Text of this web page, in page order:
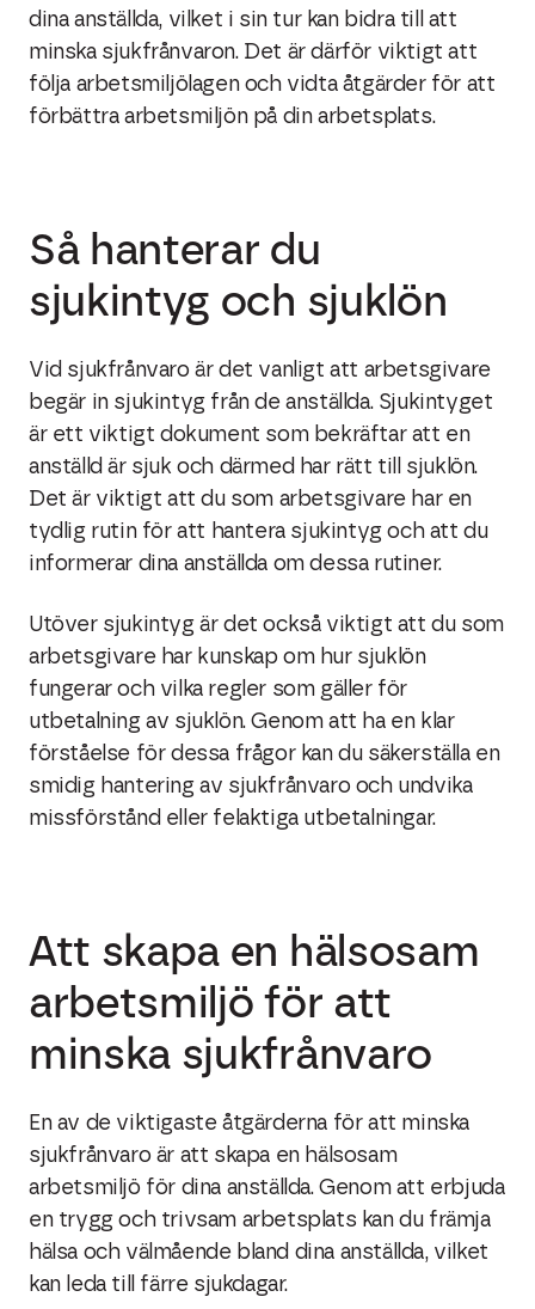
dina anställda, vilket i sin tur kan bidra till att
minska sjukfrånvaron. Det är därför viktigt att
följa arbetsmiljölagen och vidta åtgärder för att
förbättra arbetsmiljön på din arbetsplats.
Så hanterar du
sjukintyg och sjuklön
Vid sjukfrånvaro är det vanligt att arbetsgivare
begär in sjukintyg från de anställda. Sjukintyget
är ett viktigt dokument som bekräftar att en
anställd är sjuk och därmed har rätt till sjuklön.
Det är viktigt att du som arbetsgivare har en
tydlig rutin för att hantera sjukintyg och att du
informerar dina anställda om dessa rutiner.
Utöver sjukintyg är det också viktigt att du som
arbetsgivare har kunskap om hur sjuklön
fungerar och vilka regler som gäller för
utbetalning av sjuklön. Genom att ha en klar
förståelse för dessa frågor kan du säkerställa en
smidig hantering av sjukfrånvaro och undvika
missförstånd eller felaktiga utbetalningar.
Att skapa en hälsosam
arbetsmiljö för att
minska sjukfrånvaro
En av de viktigaste åtgärderna för att minska
sjukfrånvaro är att skapa en hälsosam
arbetsmiljö för dina anställda. Genom att erbjuda
en trygg och trivsam arbetsplats kan du främja
hälsa och välmående bland dina anställda, vilket
kan leda till färre sjukdagar.